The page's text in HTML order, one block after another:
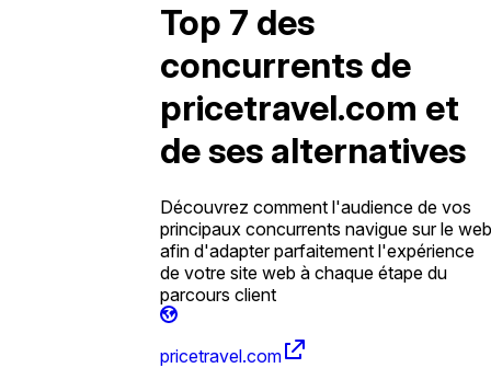
Top 7 des
concurrents de
pricetravel.com et
de ses alternatives
Découvrez comment l'audience de vos
principaux concurrents navigue sur le web
afin d'adapter parfaitement l'expérience
de votre site web à chaque étape du
parcours client
pricetravel.com